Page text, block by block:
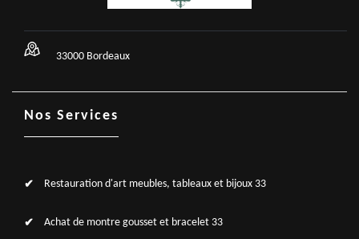
33000 Bordeaux
Nos Services
Restauration d'art meubles, tableaux et bijoux 33
Achat de montre gousset et bracelet 33